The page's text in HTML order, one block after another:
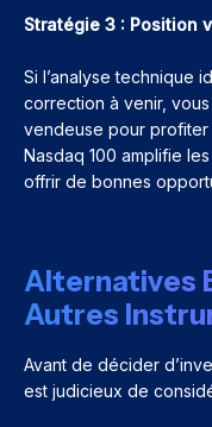
Stratégie 3 : Position
Si l’analyse technique
correction à venir,
vendeuse pour profiter
Nasdaq 100 amplifie
offrir de bonnes
Alternatives
Autres
Avant de décider
est judicieux de